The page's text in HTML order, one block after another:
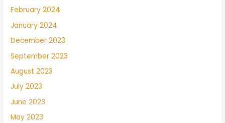
February 2024
January 2024
December 2023
September 2023
August 2023
July 2023
June 2023
May 2023